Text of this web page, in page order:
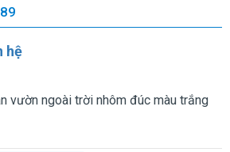
hệ
vườn ngoài trời nhôm đúc màu trắng